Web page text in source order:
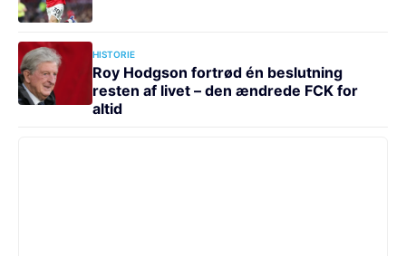
HISTORIE
Roy Hodgson fortrød én beslutning
resten af livet – den ændrede FCK for
altid